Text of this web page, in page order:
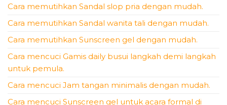
Cara memutihkan Sandal slop pria dengan mudah.
Cara memutihkan Sandal wanita tali dengan mudah.
Cara memutihkan Sunscreen gel dengan mudah.
Cara mencuci Gamis daily busui langkah demi langkah
untuk pemula.
Cara mencuci Jam tangan minimalis dengan mudah.
Cara mencuci Sunscreen gel untuk acara formal di